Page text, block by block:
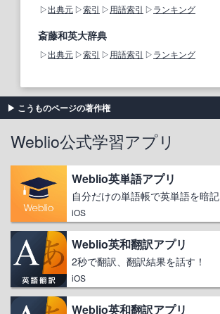
出典元 索引 用語索引 ランキング
斎藤和英大辞典
出典元 索引 用語索引 ランキング
こうものページの著作権
Weblio公式学習アプリ
Weblio英単語アプリ
自分だけの単語帳で英単語を暗記
iOS
Weblio英和翻訳アプリ
2秒で翻訳、翻訳結果を話す！
iOS
Weblio英和翻訳アプリ